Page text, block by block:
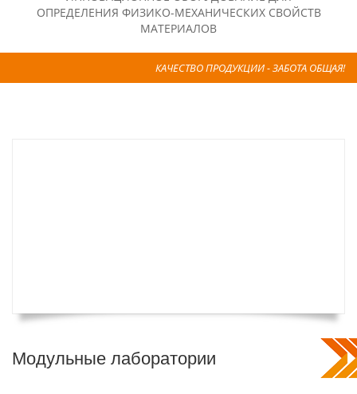
ОПРЕДЕЛЕНИЯ ФИЗИКО-МЕХАНИЧЕСКИХ СВОЙСТВ
МАТЕРИАЛОВ
КАЧЕСТВО ПРОДУКЦИИ - ЗАБОТА ОБЩАЯ!
Модульные лаборатории